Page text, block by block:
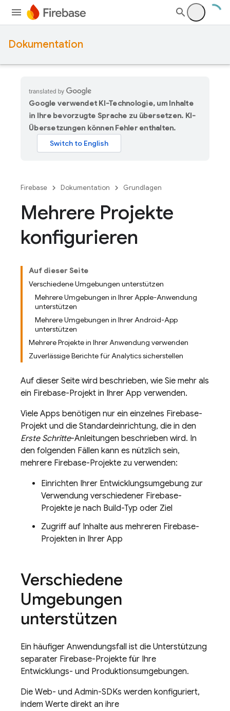
Dokumentation
Google verwendet KI-Technologie, um Inhalte
in Ihre bevorzugte Sprache zu übersetzen. KI-
Übersetzungen können Fehler enthalten.
Firebase Dokumentation Grundlagen
Mehrere Projekte
konfigurieren
Auf dieser Seite
Verschiedene Umgebungen unterstützen
Mehrere Umgebungen in Ihrer Apple-Anwendung
unterstützen
Mehrere Umgebungen in Ihrer Android-App
unterstützen
Mehrere Projekte in Ihrer Anwendung verwenden
Zuverlässige Berichte für Analytics sicherstellen
Auf dieser Seite wird beschrieben, wie Sie mehr als
ein Firebase-Projekt in Ihrer App verwenden.
Viele Apps benötigen nur ein einzelnes Firebase-
Projekt und die Standardeinrichtung, die in den
Erste Schritte-Anleitungen beschrieben wird. In
den folgenden Fällen kann es nützlich sein,
mehrere Firebase-Projekte zu verwenden:
Einrichten Ihrer Entwicklungsumgebung zur
Verwendung verschiedener Firebase-
Projekte je nach Build-Typ oder Ziel
Zugriff auf Inhalte aus mehreren Firebase-
Projekten in Ihrer App
Verschiedene
Umgebungen
unterstützen
Ein häufiger Anwendungsfall ist die Unterstützung
separater Firebase-Projekte für Ihre
Entwicklungs- und Produktionsumgebungen.
Die Web- und Admin-SDKs werden konfiguriert,
indem Werte direkt an ihre